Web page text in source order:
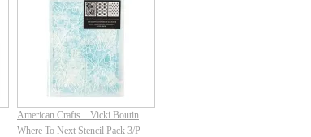
American Crafts Vicki Boutin
Where To Next Stencil Pack 3/P